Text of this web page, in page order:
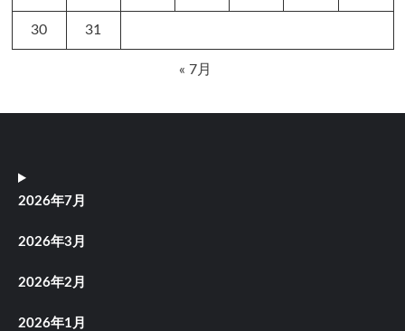
30 31
« 7月
2026年7月
2026年3月
2026年2月
2026年1月